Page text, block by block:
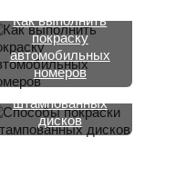
Как выполнить
покраску
автомобильных
номеров
Способы покраски
штампованных
дисков